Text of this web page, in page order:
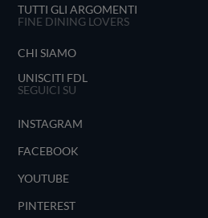
TUTTI GLI ARGOMENTI
FINE DINING LOVERS
CHI SIAMO
UNISCITI FDL
SEGUICI SU
INSTAGRAM
FACEBOOK
YOUTUBE
PINTEREST